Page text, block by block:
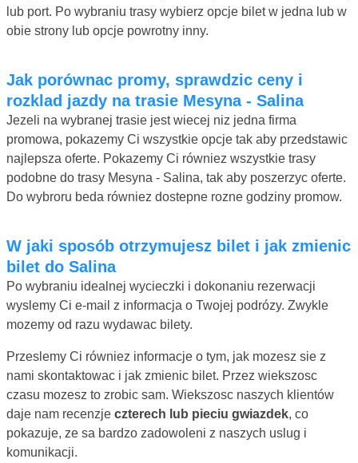
lub port. Po wybraniu trasy wybierz opcje bilet w jedna lub w
obie strony lub opcje powrotny inny.
Jak porównac promy, sprawdzic ceny i
rozklad jazdy na trasie Mesyna - Salina
Jezeli na wybranej trasie jest wiecej niz jedna firma
promowa, pokazemy Ci wszystkie opcje tak aby przedstawic
najlepsza oferte. Pokazemy Ci równiez wszystkie trasy
podobne do trasy Mesyna - Salina, tak aby poszerzyc oferte.
Do wybroru beda równiez dostepne rozne godziny promow.
W jaki sposób otrzymujesz bilet i jak zmienic
bilet do Salina
Po wybraniu idealnej wycieczki i dokonaniu rezerwacji
wyslemy Ci e-mail z informacja o Twojej podrózy. Zwykle
mozemy od razu wydawac bilety.
Przeslemy Ci równiez informacje o tym, jak mozesz sie z
nami skontaktowac i jak zmienic bilet. Przez wiekszosc
czasu mozesz to zrobic sam. Wiekszosc naszych klientów
daje nam recenzje czterech lub pieciu gwiazdek, co
pokazuje, ze sa bardzo zadowoleni z naszych uslug i
komunikacji.